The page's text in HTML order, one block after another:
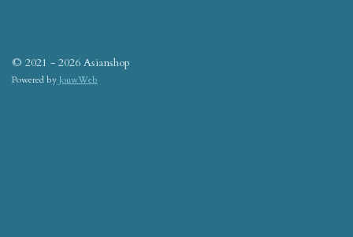
© 2021 - 2026 Asianshop
Powered byJouwWeb